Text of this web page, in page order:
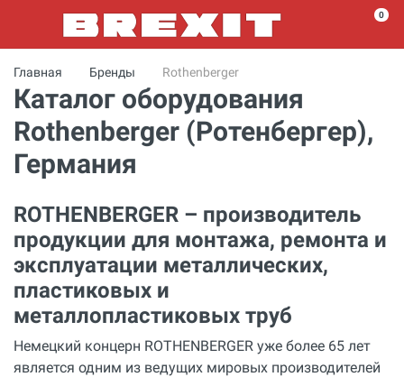
0
Главная Бренды Rothenberger
Каталог оборудования
Rothenberger (Ротенбергер),
Германия
ROTHENBERGER – производитель
продукции для монтажа, ремонта и
эксплуатации металлических,
пластиковых и
металлопластиковых труб
Немецкий концерн ROTHENBERGER уже более 65 лет
является одним из ведущих мировых производителей